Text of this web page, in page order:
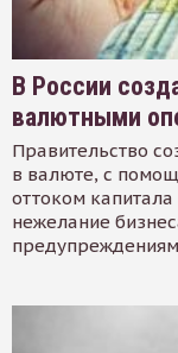
В России
валютными
Правительство
в валюте, с
оттоком
нежелание